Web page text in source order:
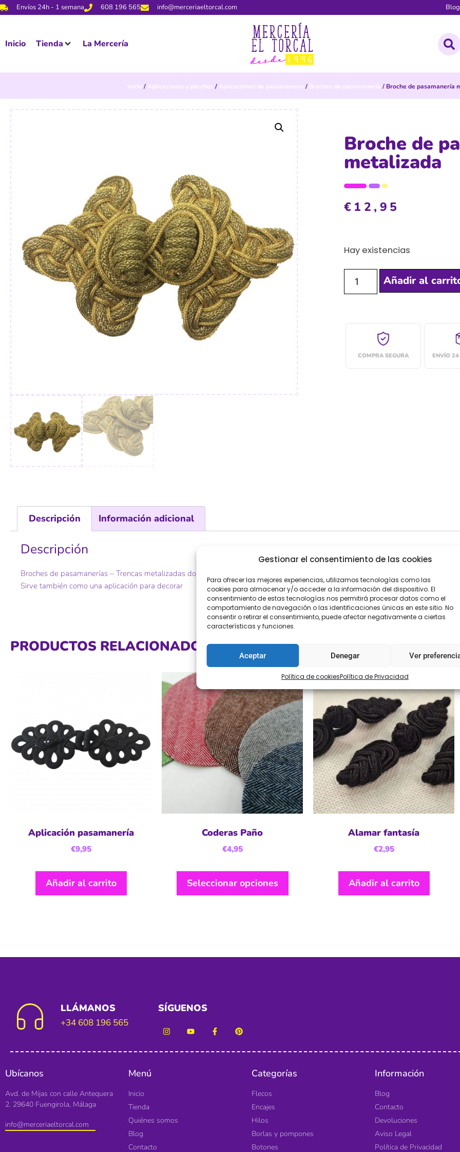
Gestionar el consentimiento de las cookies
Para ofrecer las mejores experiencias, utilizamos tecnologías como las
cookies para almacenar y/o acceder a la información del dispositivo. El
consentimiento de estas tecnologías nos permitirá procesar datos como el
comportamiento de navegación o las identificaciones únicas en este sitio. No
consentir o retirar el consentimiento, puede afectar negativamente a ciertas
características y funciones.
Aceptar Denegar Ver
Política de cookiesPolítica de Privacidad
Envíos 24h - 1 semana 608 196 565 info@merceriaeltorcal.com Blog
Inicio Tienda La Mercería
Inicio / Aplicaciones y parches / Aplicaciones de pasamanería / Broches de pasamanería / Broche de pasamanería
Broche de
metalizada
€ 12,95
Hay existencias
Añadir al
COMPRA SEGURA ENVÍO
Descripción Información adicional
Descripción
Broches de pasamanerías – Trencas metalizadas doradas 100 10×8 cm
Sirve también como una aplicación para decorar
PRODUCTOS RELACIONADOS
Aplicación pasamanería
€9,95
Añadir al carrito
Coderas Paño
€4,95
Seleccionar opciones
Alamar fantasía
€2,95
Añadir al carrito
LLÁMANOS
+34 608 196 565
SÍGUENOS
Ubícanos
Avd. de Mijas con calle Antequera
2. 29640 Fuengirola, Málaga
info@merceriaeltorcal.com
Menú
Inicio
Tienda
Quiénes somos
Blog
Contacto
Categorías
Flecos
Encajes
Hilos
Borlas y pompones
Botones
Información
Blog
Contacto
Devoluciones
Aviso Legal
Política de Privacidad